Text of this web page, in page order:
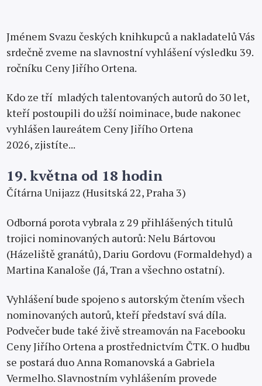
Jménem Svazu českých knihkupců a nakladatelů Vás
srdečně zveme na slavnostní vyhlášení výsledku 39.
ročníku Ceny Jiřího Ortena.
Kdo ze tří mladých talentovaných autorů do 30 let,
kteří postoupili do užší noiminace, bude nakonec
vyhlášen laureátem Ceny Jiřího Ortena
2026, zjistíte...
19. května od 18 hodin
Čítárna Unijazz (Husitská 22, Praha 3)
Odborná porota vybrala z 29 přihlášených titulů
trojici nominovaných autorů: Nelu Bártovou
(Házeliště granátů), Dariu Gordovu (Formaldehyd) a
Martina Kanaloše (Já, Tran a všechno ostatní).
Vyhlášení bude spojeno s autorským čtením všech
nominovaných autorů, kteří představí svá díla.
Podvečer bude také živě streamován na Facebooku
Ceny Jiřího Ortena a prostřednictvím ČTK. O hudbu
se postará duo Anna Romanovská a Gabriela
Vermelho. Slavnostním vyhlášením provede